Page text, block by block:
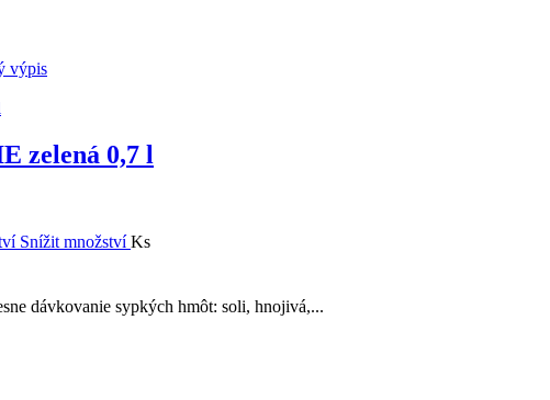
výpis
zelená 0,7 l
Snížit množstvíKs
dávkovanie sypkých hmôt: soli, hnojivá,...